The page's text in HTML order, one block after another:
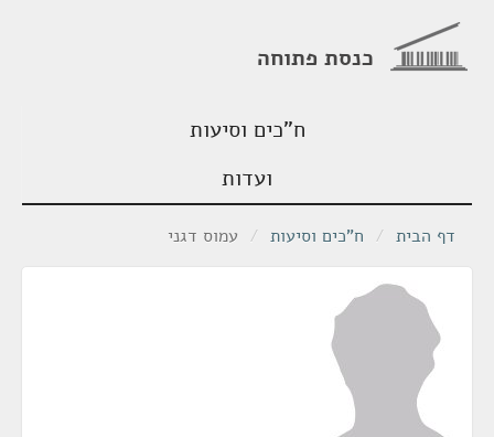
כנסת פתוחה
ח"כים וסיעות
ועדות
דף הבית / ח"כים וסיעות / עמוס דגני